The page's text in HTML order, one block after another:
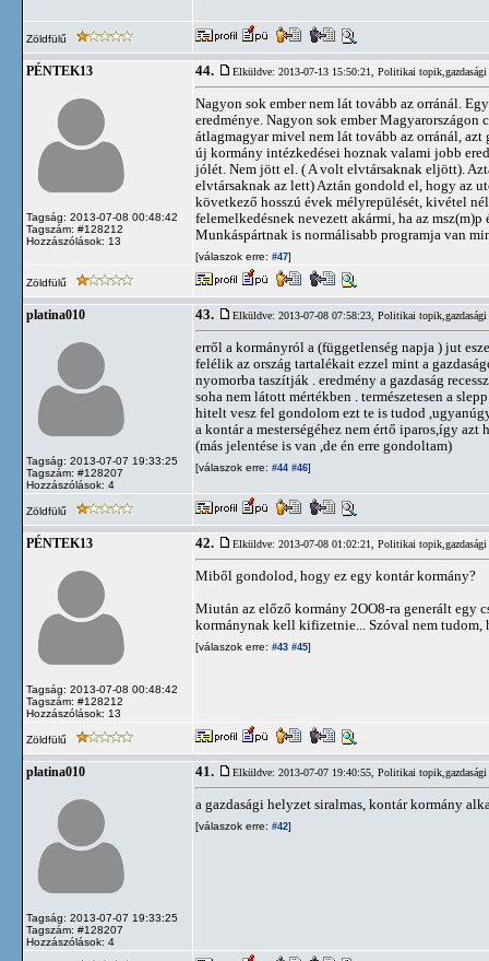
Zöldfülű
PÉNTEK13
Tagság: 2013-07-08 00:48:42
Tagszám: #128212
Hozzászólások: 13
44. Elküldve: 2013-07-13 15:50:21, Politikai topik,gazdasági
Nagyon sok ember nem lát tovább az orránál.
eredménye. Nagyon sok ember
átlagmagyar mivel nem lát tovább az orránál,
új kormány intézkedései hoznak valami jobb
jólét. Nem jött el. ( A volt elvtársaknak eljött).
elvtársaknak az lett) Aztán gondold el, hogy az
következő hosszú évek mélyrepülését, kivétel
felemelkedésnek nevezett akármi, ha az
Munkáspártnak is normálisabb programja van
[válaszok erre: #47]
Zöldfülű
platina010
Tagság: 2013-07-07 19:33:25
Tagszám: #128207
Hozzászólások: 4
43. Elküldve: 2013-07-08 07:58:23, Politikai topik,gazdasági
erről a kormányról a (függetlenség napja ) jut
felélik az ország tartalékait ezzel mint a
nyomorba taszítják . eredmény a gazdaság
soha nem látott mértékben . természetesen a
hitelt vesz fel gondolom ezt te is tudod
a kontár a mesterségéhez nem értő iparos,így azt
(más jelentése is van ,de én erre gondoltam)
[válaszok erre: #44 #46]
Zöldfülű
PÉNTEK13
Tagság: 2013-07-08 00:48:42
Tagszám: #128212
Hozzászólások: 13
42. Elküldve: 2013-07-08 01:02:21, Politikai topik,gazdasági
Miből gondolod, hogy ez egy kontár kormány?
Miután az előző kormány 2OO8-ra generált egy
kormánynak kell kifizetnie... Szóval nem tudom,
[válaszok erre: #43 #45]
Zöldfülű
platina010
Tagság: 2013-07-07 19:33:25
Tagszám: #128207
Hozzászólások: 4
41. Elküldve: 2013-07-07 19:40:55, Politikai topik,gazdasági
a gazdasági helyzet siralmas, kontár kormány
[válaszok erre: #42]